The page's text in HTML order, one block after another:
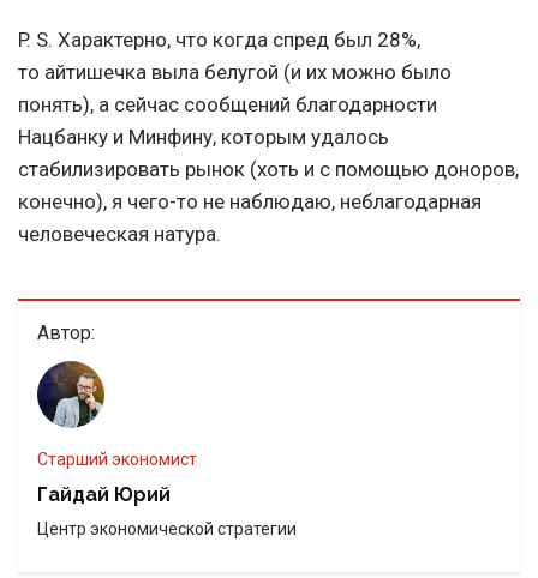
P. S. Характерно, что когда спред был 28%,
то айтишечка выла белугой (и их можно было
понять), а сейчас сообщений благодарности
Нацбанку и Минфину, которым удалось
стабилизировать рынок (хоть и с помощью доноров,
конечно), я чего-то не наблюдаю, неблагодарная
человеческая натура.
Автор:
старший экономист
Гайдай Юрий
Центр экономической стратегии